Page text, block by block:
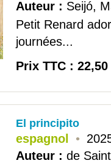
Auteur : Seijó,
Petit Renard
journées...
Prix TTC : 22,50
El principito
espagnol •
Auteur : de